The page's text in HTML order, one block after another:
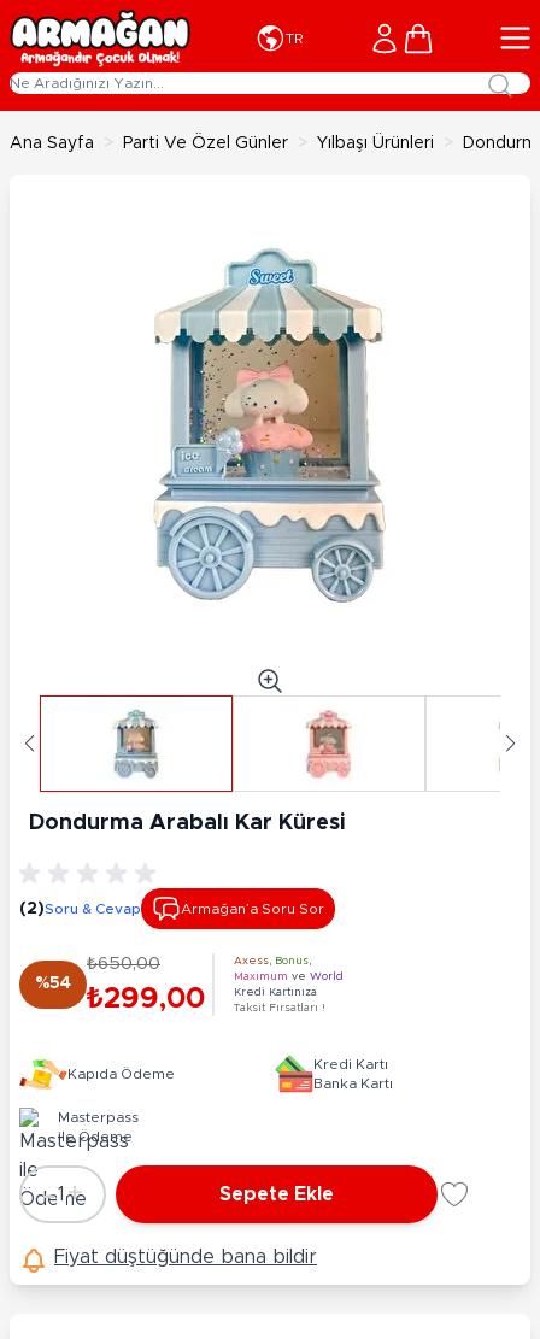
İçeriğe geç
TR Cart
Ana Sayfa > Parti Ve Özel Günler > Yılbaşı Ürünleri >
Dondurma Arabalı Kar Küresi
(2)Soru & Cevap Armağan’a Soru Sor
%54
₺650,00
₺299,00
Axess Bonus
Maximum ve World
Kredi Kartınıza
Taksit Fırsatları !
Kapıda Ödeme
Kredi Kartı
Banka Kartı
Masterpass
ile Ödeme
Adet
-1 + Sepete Ekle
Fiyat düştüğünde bana bildir